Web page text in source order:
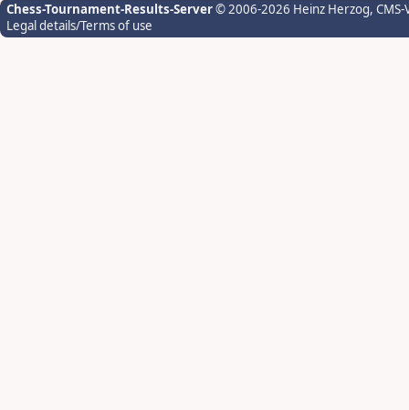
Chess-Tournament-Results-Server© 2006-2026 Heinz Herzog,
Legal details/Terms of use